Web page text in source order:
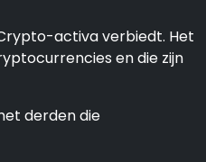
activa verbiedt. Het
en die zijn
derden die